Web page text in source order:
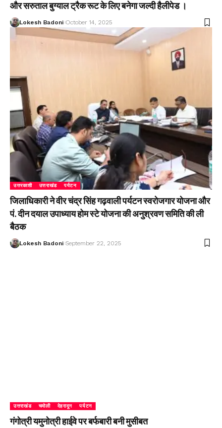
और सरुताल बुग्याल ट्रैक रूट के लिए बनेगा जल्दी हैलीपेड ।
Lokesh Badoni October 14, 2025
उत्तरकाशी उत्तराखंड पर्यटन
जिलाधिकारी ने वीर चंद्र सिंह गढ़वाली पर्यटन स्वरोजगार योजना और
पं. दीन दयाल उपाध्याय होम स्टे योजना की अनुश्रवण समिति की ली
बैठक
Lokesh Badoni September 22, 2025
उत्तराखंड चमोली देहरादून पर्यटन
गंगोत्री यमुनोत्री हाईवे पर बर्फबारी बनी मुसीबत